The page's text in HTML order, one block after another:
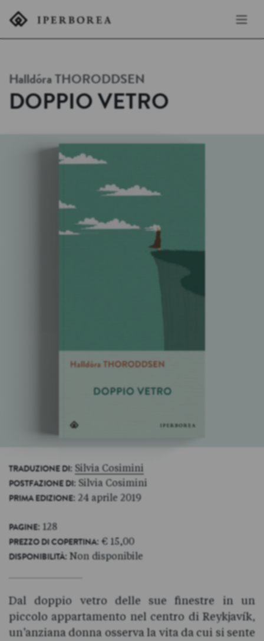
Halldóra THORODDSEN
DOPPIO VETRO
TRADUZIONE DI: Silvia Cosimini
POSTFAZIONE DI: Silvia Cosimini
PRIMA EDIZIONE: 24 aprile 2019
PAGINE: 128
PREZZO DI COPERTINA: € 15,00
DISPONIBILITÀ: Non disponibile
Dal doppio vetro delle sue finestre in un
piccolo appartamento nel centro di Reykjavík,
un’anziana donna osserva la vita da cui si sente